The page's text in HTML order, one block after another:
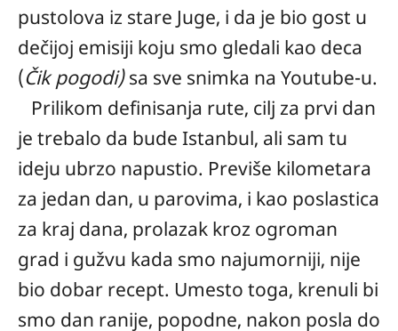
pustolova iz stare Juge, i da je bio gost u
dečijoj emisiji koju smo gledali kao deca
(Čik pogodi)sa sve snimka na Youtube-u.
Prilikom definisanja rute, cilj za prvi dan
je trebalo da bude Istanbul, ali sam tu
ideju ubrzo napustio. Previše kilometara
za jedan dan, u parovima, i kao poslastica
za kraj dana, prolazak kroz ogroman
grad i gužvu kada smo najumorniji, nije
bio dobar recept. Umesto toga, krenuli bi
smo dan ranije, popodne, nakon posla do